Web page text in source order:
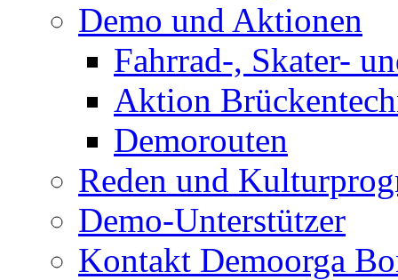
Demo und Aktionen
Fahrrad-, Skater-
Aktion
Demorouten
Reden und
Demo-Unterstützer
Kontakt Demoorga